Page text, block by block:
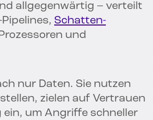
allgegenwärtig – verteilt
Schatten-
und
nur Daten. Sie nutzen
zielen auf Vertrauen
um Angriffe schneller